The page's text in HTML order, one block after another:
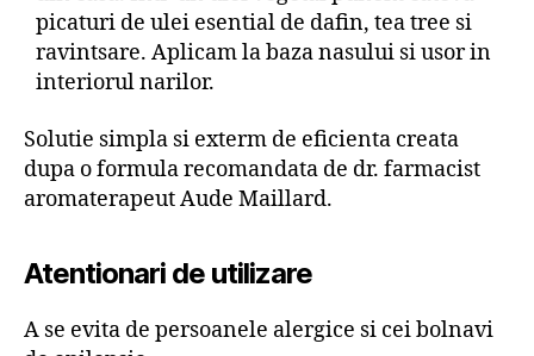
picaturi de ulei esential de dafin, tea tree si
ravintsare. Aplicam la baza nasului si usor in
interiorul narilor.
Solutie simpla si exterm de eficienta creata
dupa o formula recomandata de dr. farmacist
aromaterapeut Aude Maillard.
Atentionari de utilizare
A se evita de persoanele alergice si cei bolnavi